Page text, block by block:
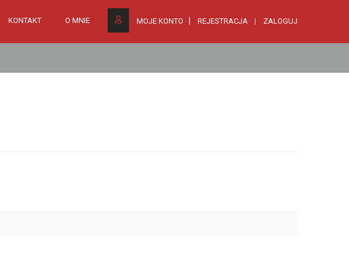
MOJE KONTO REJESTRACJA ZALOGUJ
KONTAKT O MNIE